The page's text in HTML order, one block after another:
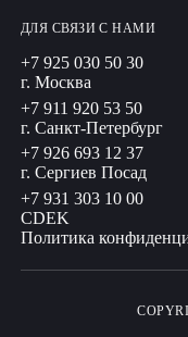
ДЛЯ СВЯЗИ С НАМИ
+7 925 030 50 30
г. Москва
+7 911 920 53 50
г. Санкт-Петербург
+7 926 693 12 37
г. Сергиев Посад
+7 931 303 10 00
CDEK
Политика